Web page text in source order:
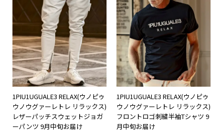
1PIU1UGUALE3 RELAX(ウノピゥ
ウノウグァーレトレ リラックス)
レザーパッチスウェットジョガ
ーパンツ 9月中旬お届け
1PIU1UGUALE3 RELAX(ウノピゥ
ウノウグァーレトレ リラックス)
フロントロゴ刺繍半袖Tシャツ 9
月中旬お届け